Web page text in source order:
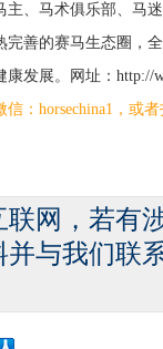
主、马术俱乐部、马
完善的赛马生态圈，
康发展。网址：http://
信：horsechina1，或
网，若有
与我们联